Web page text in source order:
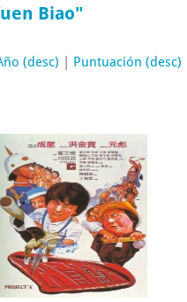
Biao"
(desc) Puntuación (desc)